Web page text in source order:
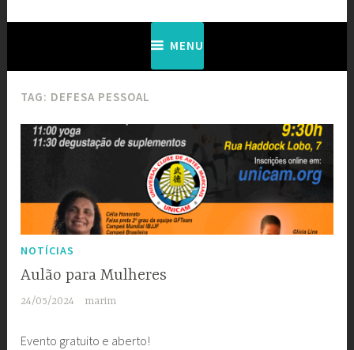
MENU
TAG: DEFESA PESSOAL
NOTÍCIAS
Aulão para Mulheres
24/05/2024 marim
Evento gratuito e aberto!